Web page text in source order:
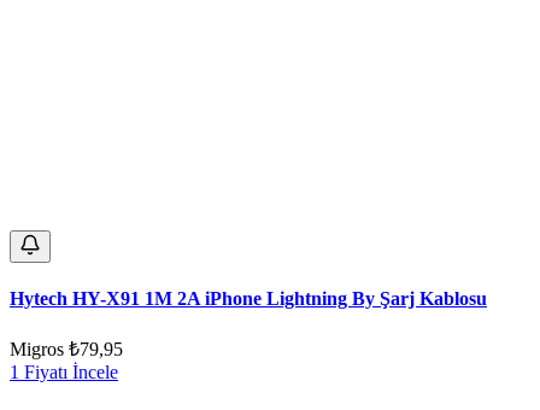
Hytech HY-X91 1M 2A iPhone Lightning By Şarj Kablosu
Migros ₺79,95
1 Fiyatı İncele